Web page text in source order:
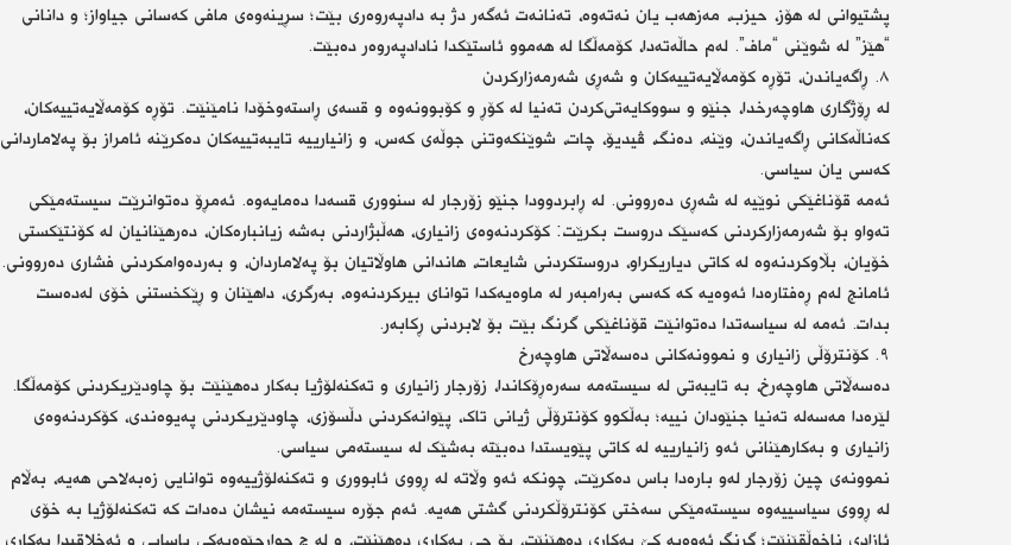
پشتیوانی لە هۆز، حیزب، مەزهەب یان نەتەوە، تەنانەت ئەگەر دژ بە دادپەروەری بێت؛ سڕینەوەی مافی کەسانی جیاواز؛ و دانانی
“هێز” لە شوێنی “ماف”. لەم حاڵەتەدا، کۆمەڵگا لە هەموو ئاستێکدا نادادپەروەر دەبێت.
٨. ڕاگەیاندن، تۆڕە کۆمەڵایەتییەکان و شەڕی شەرمەزارکردن
لە ڕۆژگاری هاوچەرخدا، جنێو و سووکایەتی‌کردن تەنیا لە کۆڕ و کۆبوونەوە و قسەی ڕاستەوخۆدا نامێنێت. تۆڕە کۆمەڵایەتییەکان،
کەناڵەکانی ڕاگەیاندن، وێنە، دەنگ، ڤیدیۆ، چات، شوێنکەوتنی جوڵەی کەس، و زانیارییە تایبەتییەکان دەکرێنە ئامراز بۆ پەلاماردانی
کەسی یان سیاسی.
ئەمە قۆناغێکی نوێیە لە شەڕی دەروونی. لە ڕابردوودا جنێو زۆرجار لە سنووری قسەدا دەمایەوە. ئەمڕۆ دەتوانرێت سیستەمێکی
تەواو بۆ شەرمەزارکردنی کەسێک دروست بکرێت: کۆکردنەوەی زانیاری، هەڵبژاردنی بەشە زیانبارەکان، دەرهێنانیان لە کۆنتێکستی
خۆیان، بڵاوکردنەوە لە کاتی دیاریکراو، دروستکردنی شایعات، هاندانی هاوڵاتیان بۆ پەلاماردان، و بەردەوامکردنی فشاری دەروونی.
ئامانج لەم ڕەفتارەدا ئەوەیە کە کەسی بەرامبەر لە ماوەیەکدا توانای بیرکردنەوە، بەرگری، داهێنان و ڕێکخستنی خۆی لەدەست
بدات. ئەمە لە سیاسەتدا دەتوانێت قۆناغێکی گرنگ بێت بۆ لابردنی ڕکابەر.
٩. کۆنترۆڵی زانیاری و نموونەکانی دەسەڵاتی هاوچەرخ
دەسەڵاتی هاوچەرخ، بە تایبەتی لە سیستەمە سەرەڕۆکاندا، زۆرجار زانیاری و تەکنەلۆژیا بەکار دەهێنێت بۆ چاودێریکردنی کۆمەڵگا.
لێرەدا مەسەلە تەنیا جنێودان نییە؛ بەڵکوو کۆنترۆڵی ژیانی تاک، پێوانەکردنی دڵسۆزی، چاودێریکردنی پەیوەندی، کۆکردنەوەی
زانیاری و بەکارهێنانی ئەو زانیارییە لە کاتی پێویستدا دەبێتە بەشێک لە سیستەمی سیاسی.
نموونەی چین زۆرجار لەو بارەدا باس دەکرێت، چونکە ئەو وڵاتە لە ڕووی ئابووری و تەکنەلۆژییەوە توانایی زەبەلاحی هەیە، بەڵام
لە ڕووی سیاسییەوە سیستەمێکی سەختی کۆنترۆڵکردنی گشتی هەیە. ئەم جۆرە سیستەمە نیشان دەدات کە تەکنەلۆژیا بە خۆی